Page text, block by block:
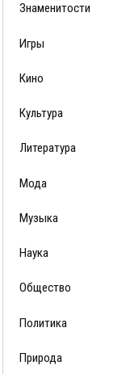
Знаменитости
Игры
Кино
Культура
Литература
Мода
Музыка
Наука
Общество
Политика
Природа